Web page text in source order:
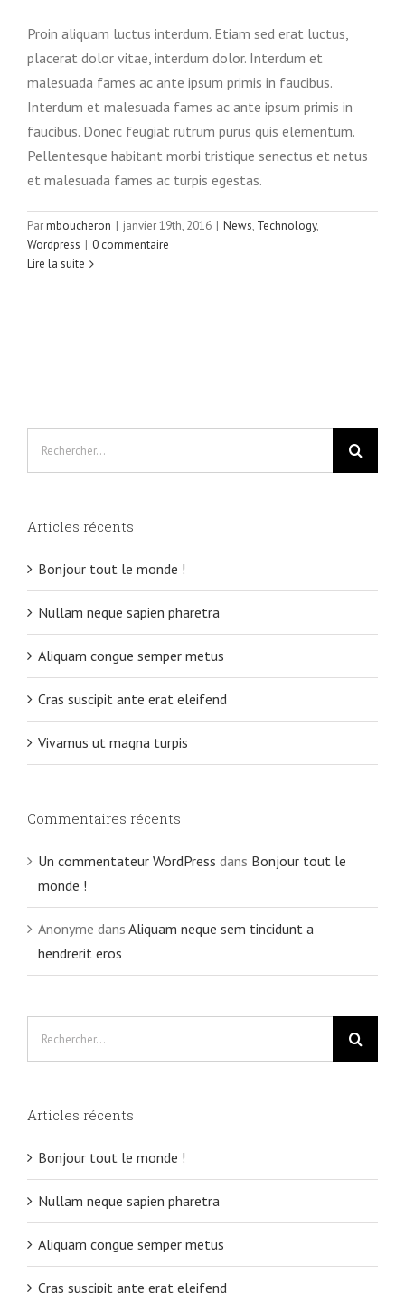
Proin aliquam luctus interdum. Etiam sed erat luctus,
placerat dolor vitae, interdum dolor. Interdum et
malesuada fames ac ante ipsum primis in faucibus.
Interdum et malesuada fames ac ante ipsum primis in
faucibus. Donec feugiat rutrum purus quis elementum.
Pellentesque habitant morbi tristique senectus et netus
et malesuada fames ac turpis egestas.
Parmboucheron | janvier 19th, 2016 | News, Technology,
Wordpress | 0 commentaire
Lire la suite
Articles récents
Bonjour tout le monde !
Nullam neque sapien pharetra
Aliquam congue semper metus
Cras suscipit ante erat eleifend
Vivamus ut magna turpis
Commentaires récents
Un commentateur WordPress dans Bonjour tout le
monde !
Anonyme dans Aliquam neque sem tincidunt a
hendrerit eros
Articles récents
Bonjour tout le monde !
Nullam neque sapien pharetra
Aliquam congue semper metus
Cras suscipit ante erat eleifend